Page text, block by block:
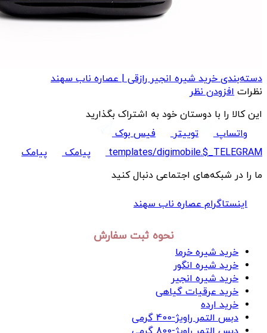
دسته‌بندی خرید شیره انجیر رازقی | عصاره ناب سهند
نظرات افزودن نظر
این کالا را با دوستان خود به اشتراک بگذارید
واتساپ
توییتر
فیس بوک
templates/digimobile.$_TELEGRAM
پیامک
پیامک
ما را در شبکه‌های اجتماعی دنبال کنید
اینستاگرام عصاره ناب سهند
نحوه ثبت سفارش
خريد شیره خرما
خرید شیره انگور
خرید شیره انجیر
خرید عرقیات گیاهی
خرید ارده
دبس التمر راویژ-400 گرمی